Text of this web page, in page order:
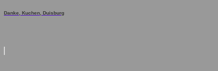
Danke, Kuchen, Duisburg